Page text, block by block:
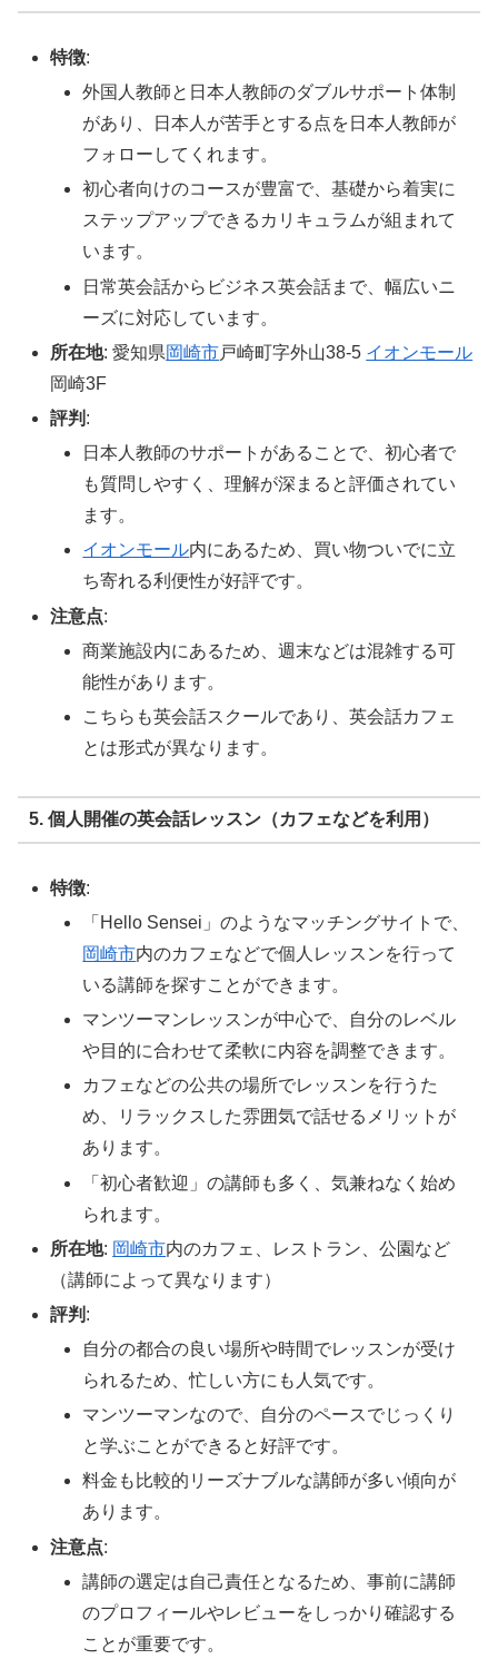
特徴:
外国人教師と日本人教師のダブルサポート体制
があり、日本人が苦手とする点を日本人教師が
フォローしてくれます。
初心者向けのコースが豊富で、基礎から着実に
ステップアップできるカリキュラムが組まれて
います。
日常英会話からビジネス英会話まで、幅広いニ
ーズに対応しています。
所在地: 愛知県岡崎市戸崎町字外山38-5 イオンモール
岡崎3F
評判 :
日本人教師のサポートがあることで、初心者で
も質問しやすく、理解が深まると評価されてい
ます。
イオンモール内にあるため、買い物ついでに立
ち寄れる利便性が好評です。
注意点:
商業施設内にあるため、週末などは混雑する可
能性があります。
こちらも英会話スクールであり、英会話カフェ
とは形式が異なります。
5. 個人開催の英会話レッスン（カフェなどを利用）
特徴:
「Hello Sensei」のようなマッチングサイトで、
岡崎市内のカフェなどで個人レッスンを行って
いる講師を探すことができます。
マンツーマンレッスンが中心で、自分のレベル
や目的に合わせて柔軟に内容を調整できます。
カフェなどの公共の場所でレッスンを行うた
め、リラックスした雰囲気で話せるメリットが
あります。
「初心者歓迎」の講師も多く、気兼ねなく始め
られます。
所在地: 岡崎市内のカフェ、レストラン、公園など
（講師によって異なります）
評判 :
自分の都合の良い場所や時間でレッスンが受け
られるため、忙しい方にも人気です。
マンツーマンなので、自分のペースでじっくり
と学ぶことができると好評です。
料金も比較的リーズナブルな講師が多い傾向が
あります。
注意点:
講師の選定は自己責任となるため、事前に講師
のプロフィールやレビューをしっかり確認する
ことが重要です。